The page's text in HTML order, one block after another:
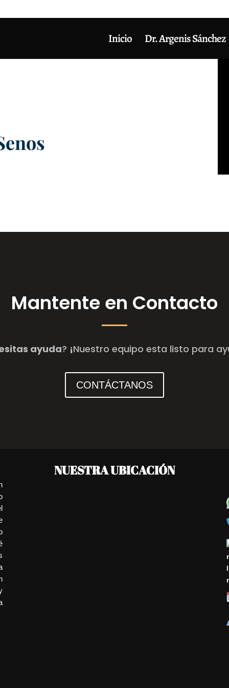
Inicio Dr. Argenis Sánchez
Mantente en Contacto
ayuda? ¡Nuestro equipo esta listo para
CONTÁCTANOS
NUESTRA UBICACIÓN